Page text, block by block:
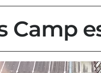
Camp